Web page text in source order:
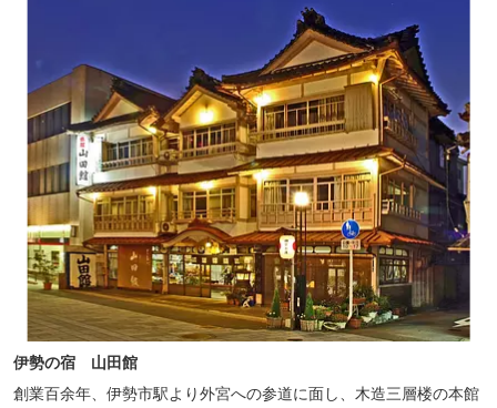
伊勢の宿 山田館
創業百余年、伊勢市駅より外宮への参道に面し、木造三層楼の本館